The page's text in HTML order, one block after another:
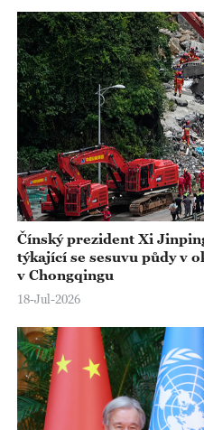
Čínský prezident Xi
týkající se sesuvu půdy v
v Chongqingu
18-Jul-2026